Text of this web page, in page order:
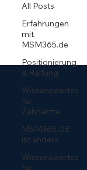
All Posts
Erfahrungen
mit
MSM365.de
Positionierung
& Haltung
Wissenswertes
für
Zahnärzte
MSM365.DE
ist anders
Wissenswertes
für